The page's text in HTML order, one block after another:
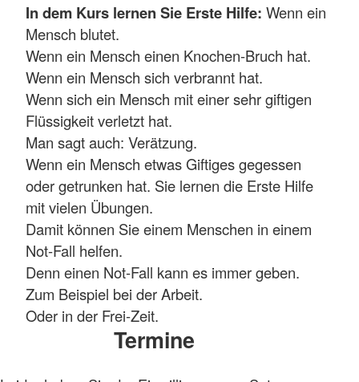
In dem Kurs lernen Sie Erste Hilfe: Wenn ein
Mensch blutet.
Wenn ein Mensch einen Knochen-Bruch hat.
Wenn ein Mensch sich verbrannt hat.
Wenn sich ein Mensch mit einer sehr giftigen
Flüssigkeit verletzt hat.
Man sagt auch: Verätzung.
Wenn ein Mensch etwas Giftiges gegessen
oder getrunken hat. Sie lernen die Erste Hilfe
mit vielen Übungen.
Damit können Sie einem Menschen in einem
Not-Fall helfen.
Denn einen Not-Fall kann es immer geben.
Zum Beispiel bei der Arbeit.
Oder in der Frei-Zeit.
Termine